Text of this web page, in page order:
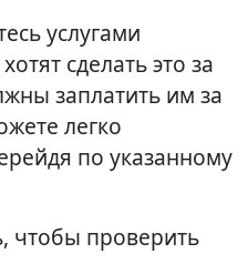
услугами
сделать это за
заплатить им за
легко
по указанному
чтобы проверить